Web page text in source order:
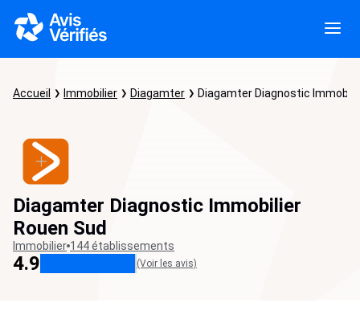
Accueil Immobilier Diagamter Diagamter Diagnostic
Diagamter Diagnostic Immobilier
Rouen Sud
Immobilier 144 établissements
4.9 (Voir les avis)